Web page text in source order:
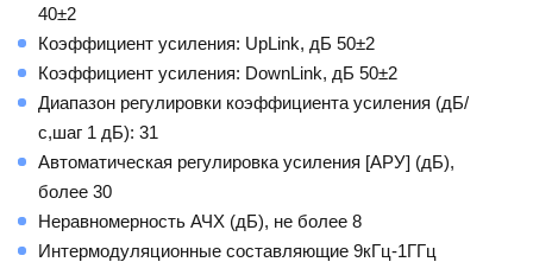
40±2
Коэффициент усиления: UpLink, дБ 50±2
Коэффициент усиления: DownLink, дБ 50±2
Диапазон регулировки коэффициента усиления (дБ/
с,шаг 1 дБ): 31
Автоматическая регулировка усиления [АРУ] (дБ),
более 30
Неравномерность АЧХ (дБ), не более 8
Интермодуляционные составляющие 9кГц-1ГГц